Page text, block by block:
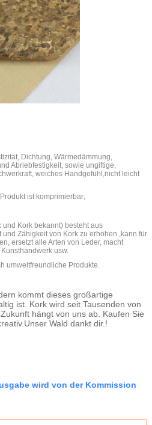
Dichtung, Wärmedämmung,
Abriebfestigkeit, sowie ungiftige,
weiches Handgefühl,nicht leicht
ist komprimierbar;
Kork bekannt) besteht aus
Zähigkeit von Kork zu erhöhen.,kann für
ersetzt alle Arten von Leder, macht
usw.
umweltfreundliche Produkte.
kommt dieses großartige
ist. Kork wird seit Tausenden von
hängt von uns ab. Kaufen Sie
Wald dankt dir.!
wird von der Kommission